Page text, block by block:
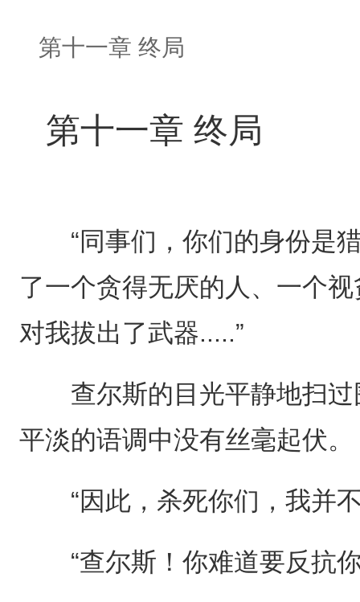
第十一章 终局
第十一章 终局
“同事们，你们的身份是
了一个贪得无厌的人、一个
对我拔出了武器.....”
查尔斯的目光平静地扫过
平淡的语调中没有丝毫起伏。
“因此，杀死你们，我并
“查尔斯！你难道要反抗你